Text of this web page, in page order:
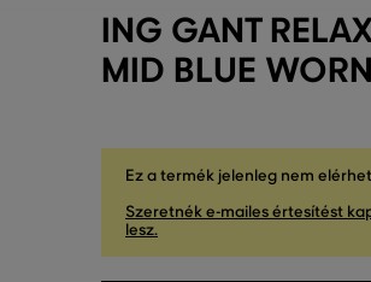
ING GANT
MID BLUE
Ez a termék jelenleg nem
Szeretnék e-mailes értesítést
lesz.